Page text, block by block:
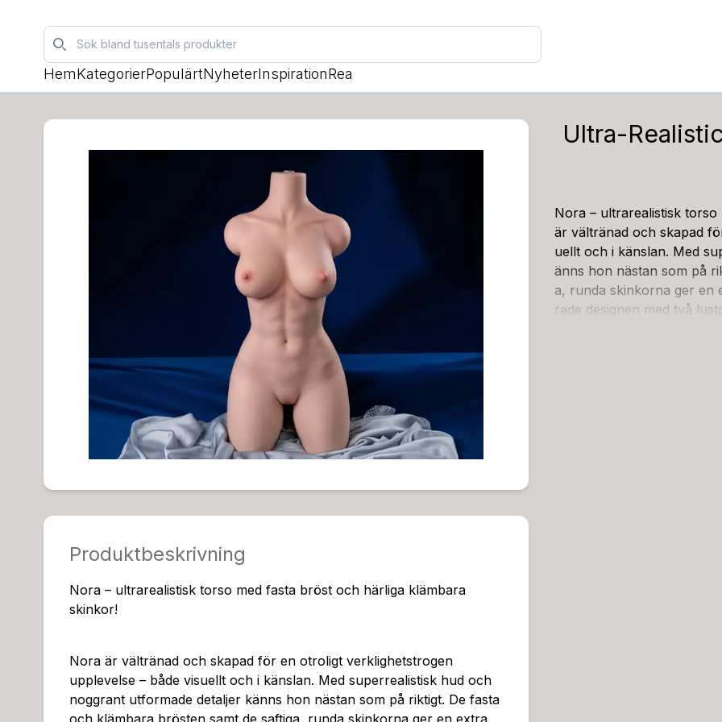
Sök
HemKategorierPopulärtNyheterInspirationRea
Ultra-
Nora – ultrarealistisk
är vältränad och skapad
uellt och i känslan. Med
änns hon nästan som på
a, runda skinkorna ger en
rade designen med två
talj är omsorgsfullt
orm och kvalitet över tid
mt realistisk hud med
mbara bröst med styva
för extra realism och
orska Nora i olika
Produktbeskrivning
Nora – ultrarealistisk torso med fasta bröst och härliga klämbara
skinkor!
Nora är vältränad och skapad för en otroligt verklighetstrogen
upplevelse – både visuellt och i känslan. Med superrealistisk hud och
noggrant utformade detaljer känns hon nästan som på riktigt. De fasta
och klämbara brösten samt de saftiga, runda skinkorna ger en extra